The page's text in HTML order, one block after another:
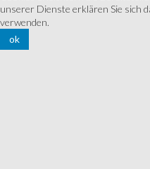
unserer Dienste erklären Sie sich
verwenden.
ok